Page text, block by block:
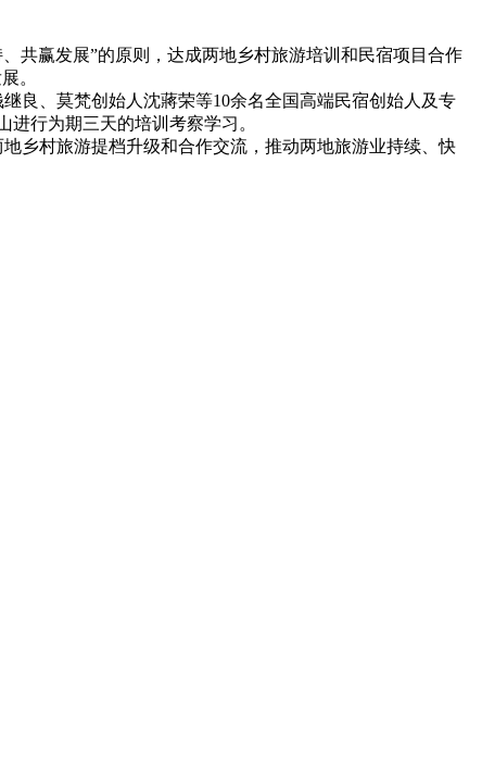
共赢发展”的原则，达成两地乡村旅游培训和民宿项目合作
。
良、莫梵创始人沈蔣荣等10余名全国高端民宿创始人及专
行为期三天的培训考察学习。
乡村旅游提档升级和合作交流，推动两地旅游业持续、快